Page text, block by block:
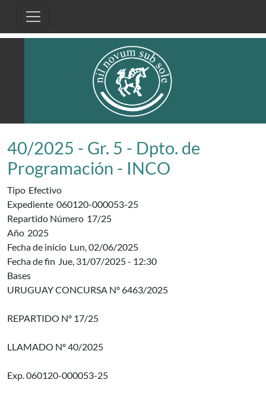
40/2025 - Gr. 5 - Dpto. de
Programación - INCO
Tipo Efectivo
Expediente 060120-000053-25
Repartido Número 17/25
Año 2025
Fecha de inicio Lun, 02/06/2025
Fecha de fin Jue, 31/07/2025 - 12:30
Bases
URUGUAY CONCURSA N° 6463/2025
REPARTIDO Nº 17/25
LLAMADO Nº 40/2025
Exp. 060120-000053-25